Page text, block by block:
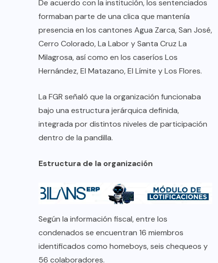
De acuerdo con la institución, los sentenciados
formaban parte de una clica que mantenía
presencia en los cantones Agua Zarca, San José,
Cerro Colorado, La Labor y Santa Cruz La
Milagrosa, así como en los caseríos Los
Hernández, El Matazano, El Límite y Los Flores.
La FGR señaló que la organización funcionaba
bajo una estructura jerárquica definida,
integrada por distintos niveles de participación
dentro de la pandilla.
Estructura de la organización
Según la información fiscal, entre los
condenados se encuentran 16 miembros
identificados como homeboys, seis chequeos y
56 colaboradores.